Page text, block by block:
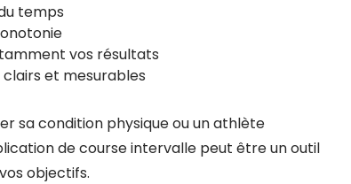
temps
vos résultats
et mesurables
sa condition physique ou un athlète
de course intervalle peut être un outil
objectifs.